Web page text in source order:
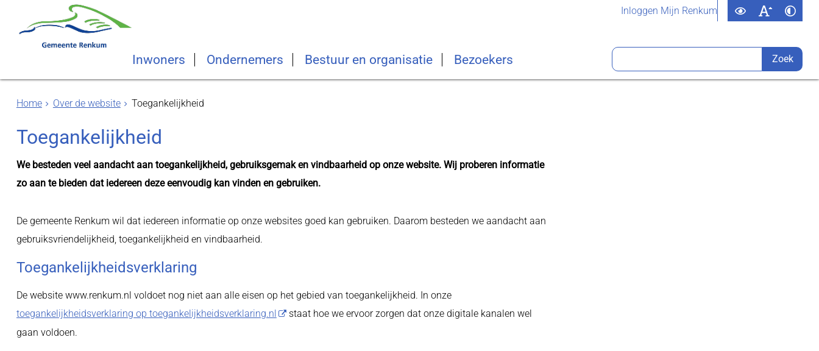
Inloggen Mijn Renkum
Inwoners Ondernemers Bestuur en organisatie Bezoekers
Home Over de website Toegankelijkheid
Toegankelijkheid
We besteden veel aandacht aan toegankelijkheid, gebruiksgemak en vindbaarheid op onze website. Wij proberen informatie
zo aan te bieden dat iedereen deze eenvoudig kan vinden en gebruiken.
De gemeente Renkum wil dat iedereen informatie op onze websites goed kan gebruiken. Daarom besteden we aandacht aan
gebruiksvriendelijkheid, toegankelijkheid en vindbaarheid.
Toegankelijkheidsverklaring
De website www.renkum.nl voldoet nog niet aan alle eisen op het gebied van toegankelijkheid. In onze
toegankelijkheidsverklaring op toegankelijkheidsverklaring.nl
staat hoe we ervoor zorgen dat onze digitale kanalen wel
gaan voldoen.